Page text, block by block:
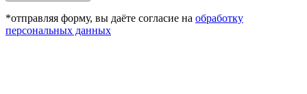
*отправляя форму, вы даёте согласие на обработку
персональных данных